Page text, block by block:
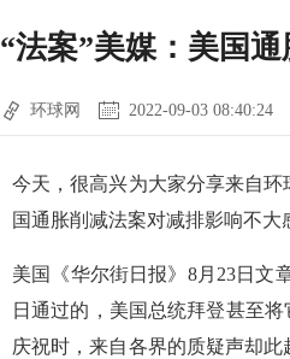
“法案”美媒：美国
环球网 2022-09-03 08:40:24
今天，很高兴为大家分享来自
国通胀削减法案对减排影响不大
美国《华尔街日报》8月23日文
日通过的，美国总统拜登甚至
庆祝时，来自各界的质疑声却